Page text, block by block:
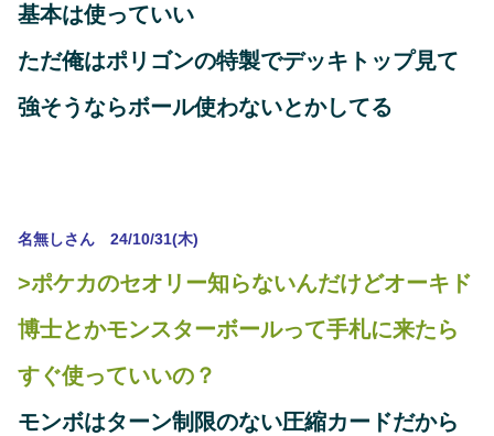
基本は使っていい
ただ俺はポリゴンの特製でデッキトップ見て
強そうならボール使わないとかしてる
名無しさん 24/10/31(木)
>ポケカのセオリー知らないんだけどオーキド
博士とかモンスターボールって手札に来たら
すぐ使っていいの？
モンボはターン制限のない圧縮カードだから